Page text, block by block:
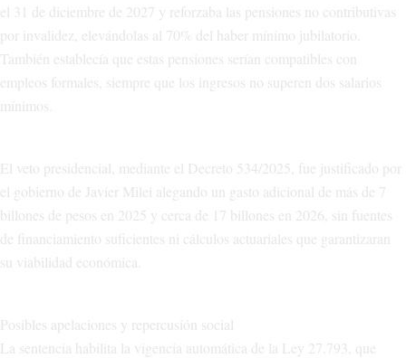
el 31 de diciembre de 2027 y reforzaba las pensiones no contributivas
por invalidez, elevándolas al 70% del haber mínimo jubilatorio.
También establecía que estas pensiones serían compatibles con
empleos formales, siempre que los ingresos no superen dos salarios
mínimos.
El veto presidencial, mediante el Decreto 534/2025, fue justificado por
el gobierno de Javier Milei alegando un gasto adicional de más de 7
billones de pesos en 2025 y cerca de 17 billones en 2026, sin fuentes
de financiamiento suficientes ni cálculos actuariales que garantizaran
su viabilidad económica.
Posibles apelaciones y repercusión social
La sentencia habilita la vigencia automática de la Ley 27.793, que